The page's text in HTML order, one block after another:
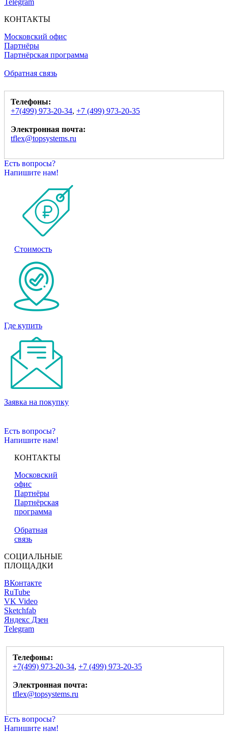
Telegram
КОНТАКТЫ
Московский офис
Партнёры
Партнёрская программа
Обратная связь
Телефоны:
+7(499) 973-20-34, +7 (499) 973-20-35
Электронная почта:
tflex@topsystems.ru
Есть вопросы?
Напишите нам!
Стоимость
Где купить
Заявка на покупку
Есть вопросы?
Напишите нам!
КОНТАКТЫ
Московский
офис
Партнёры
Партнёрская
программа
Обратная
связь
СОЦИАЛЬНЫЕ
ПЛОЩАДКИ
ВКонтакте
RuTube
VK Video
Sketchfab
Яндекс Дзен
Telegram
Телефоны:
+7(499) 973-20-34, +7 (499) 973-20-35
Электронная почта:
tflex@topsystems.ru
Есть вопросы?
Напишите нам!